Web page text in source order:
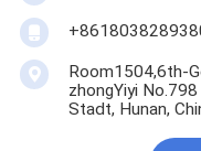
Room1504,6th-
zhongYiyi
Stadt, Hunan,